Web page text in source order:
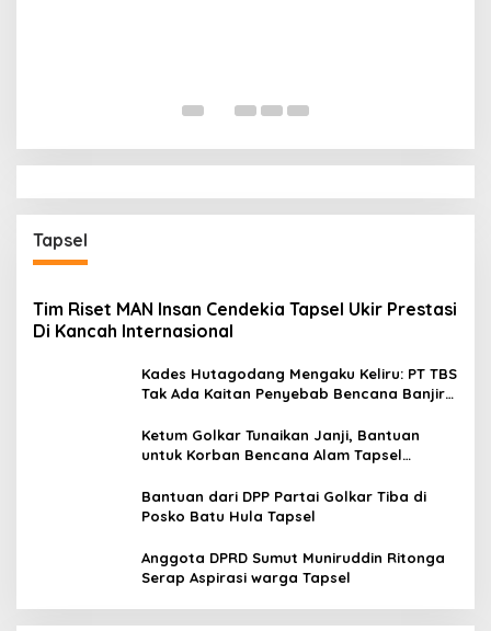
Tapsel
Tim Riset MAN Insan Cendekia Tapsel Ukir Prestasi
Di Kancah Internasional
Kades Hutagodang Mengaku Keliru: PT TBS
Tak Ada Kaitan Penyebab Bencana Banjir
Ketum Golkar Tunaikan Janji, Bantuan
untuk Korban Bencana Alam Tapsel
Bantuan dari DPP Partai Golkar Tiba di
Posko Batu Hula Tapsel
Anggota DPRD Sumut Muniruddin Ritonga
Serap Aspirasi warga Tapsel